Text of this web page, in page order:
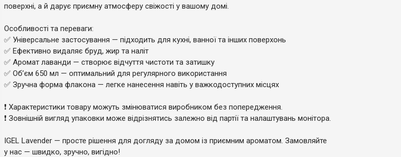
поверхні, а й дарує приємну атмосферу свіжості у вашому домі.
Особливості та переваги:
✅ Універсальне застосування — підходить для кухні, ванної та інших поверхонь
✅ Ефективно видаляє бруд, жир та наліт
✅ Аромат лаванди — створює відчуття чистоти та затишку
✅ Об’єм 650 мл — оптимальний для регулярного використання
✅ Зручна форма флакона — легке нанесення навіть у важкодоступних місцях
❗️ Характеристики товару можуть змінюватися виробником без попередження.
❗️ Зовнішній вигляд упаковки може відрізнятись залежно від партії та налаштувань монітора.
IGEL Lavender — просте рішення для догляду за домом із приємним ароматом. Замовляйте
у нас — швидко, зручно, вигідно!